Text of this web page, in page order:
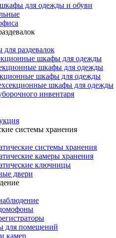
для одежды и обуви
раздевалок
шкафы для одежды
шкафы для одежды
шкафы для одежды
шкафы для одежды
инвентаря
системы хранения
системы хранения
камеры хранения
ключницы
двери
для помещений
камер